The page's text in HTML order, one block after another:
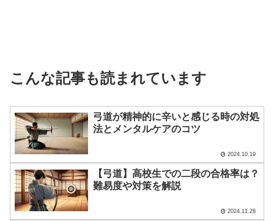
こんな記事も読まれています
弓道が精神的に辛いと感じる時の対処
法とメンタルケアのコツ
2024.10.19
【弓道】高校生での二段の合格率は？
難易度や対策を解説
2024.11.28